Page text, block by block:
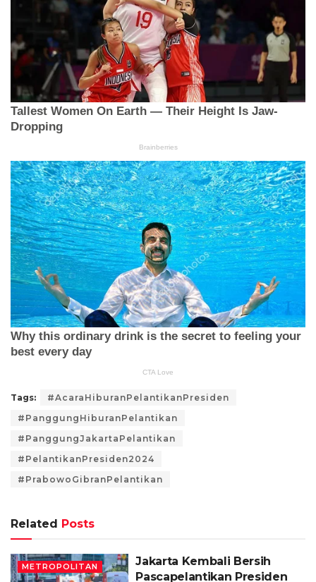
Tags:
#AcaraHiburanPelantikanPresiden
#PanggungHiburanPelantikan
#PanggungJakartaPelantikan
#PelantikanPresiden2024
#PrabowoGibranPelantikan
Related Posts
METROPOLITAN
Jakarta Kembali Bersih
Pascapelantikan Presiden